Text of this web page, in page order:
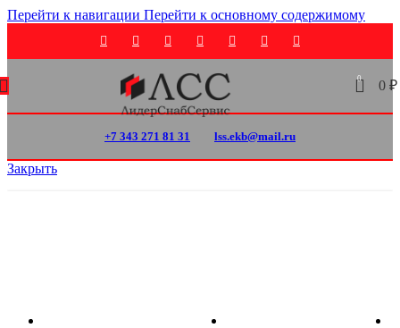
Перейти к навигации Перейти к основному содержимому
0 0 ₽
+7 343 271 81 31 lss.ekb@mail.ru
Закрыть